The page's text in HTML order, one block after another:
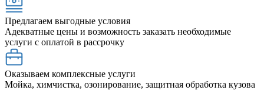
Предлагаем выгодные условия
Адекватные цены и возможность заказать необходимые
услуги с оплатой в рассрочку
Оказываем комплексные услуги
Мойка, химчистка, озонирование, защитная обработка кузова